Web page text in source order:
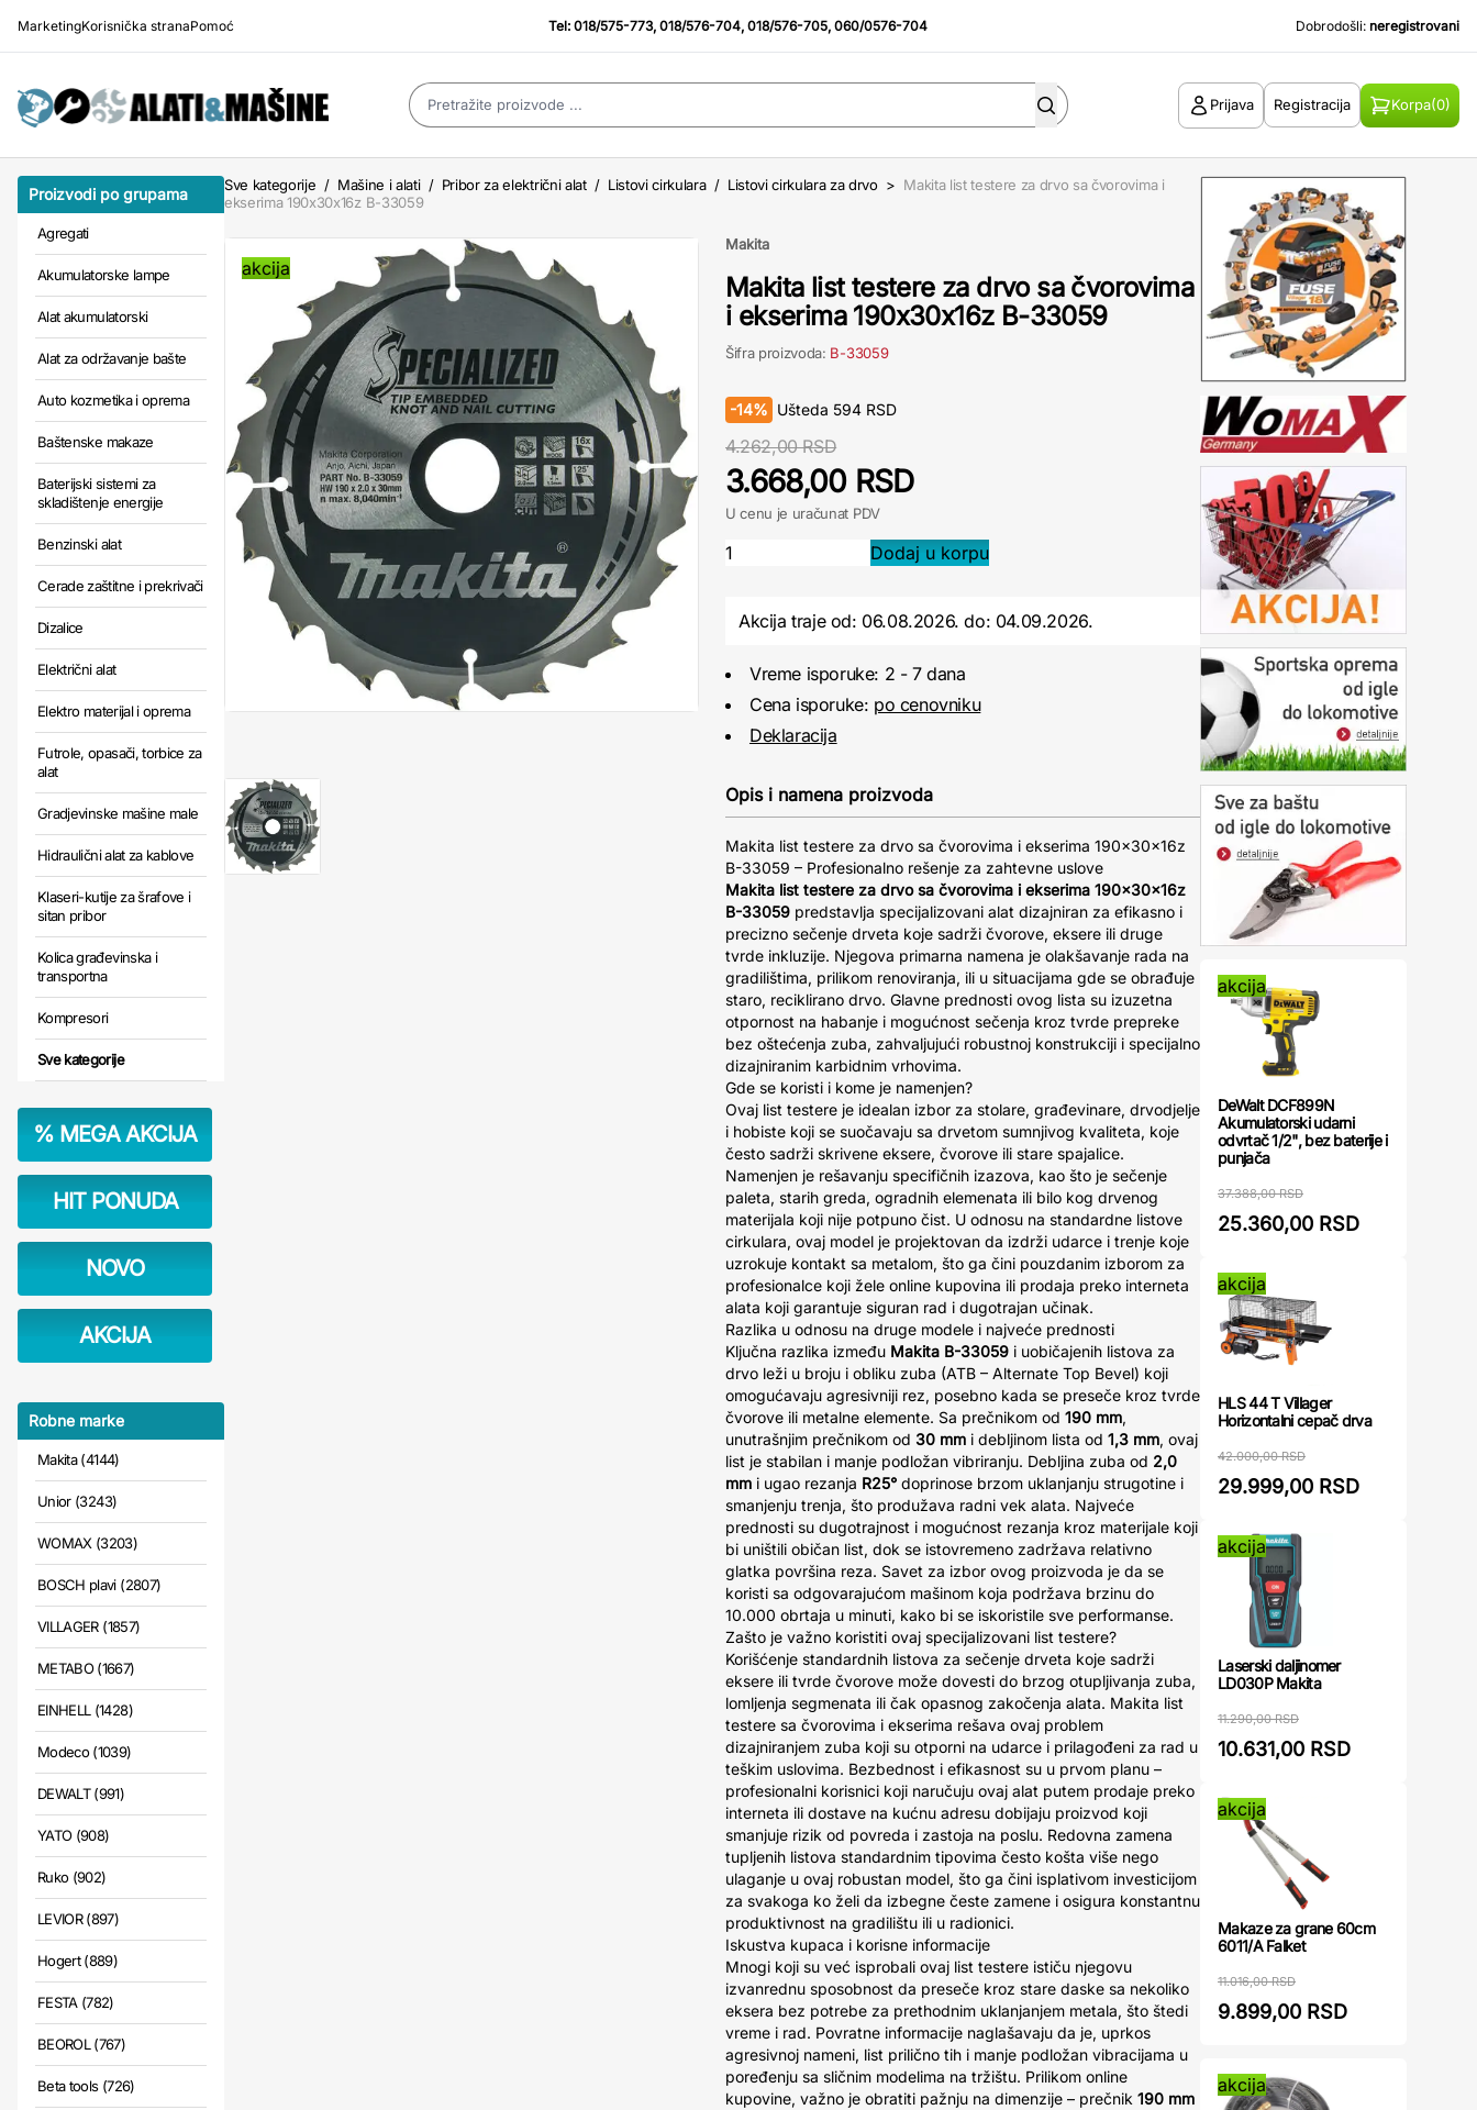
MarketingKorisnička stranaPomoć Tel:018/575-773,018/576-704,018/576-705,060/0576-704 Dobrodošli: neregistrovani
Prijava Registracija Korpa(0)
Proizvodi po grupama
Agregati
Akumulatorske lampe
Alat akumulatorski
Alat za održavanje bašte
Auto kozmetika i oprema
Baštenske makaze
Baterijski sistemi za
skladištenje energije
Benzinski alat
Cerade zaštitne i prekrivači
Dizalice
Električni alat
Elektro materijal i oprema
Futrole, opasači, torbice za
alat
Gradjevinske mašine male
Hidraulični alat za kablove
Klaseri-kutije za šrafove i
sitan pribor
Kolica građevinska i
transportna
Kompresori
Sve kategorije
% MEGA AKCIJA
HIT PONUDA
NOVO
AKCIJA
Robne marke
Makita (4144)
Unior (3243)
WOMAX (3203)
BOSCH plavi (2807)
VILLAGER (1857)
METABO (1667)
EINHELL (1428)
Modeco (1039)
DEWALT (991)
YATO (908)
Ruko (902)
LEVIOR (897)
Hogert (889)
FESTA (782)
BEOROL (767)
Beta tools (726)
Sve kategorije / Mašine i alati / Pribor za električni alat / Listovi cirkulara / Listovi cirkulara za drvo > Makita list testere za drvo sa čvorovima i
ekserima 190x30x16z B-33059
akcija
Makita
Makita list testere za drvo sa čvorovima
i ekserima 190x30x16z B-33059
Šifra proizvoda: B-33059
-14% Ušteda 594 RSD
4.262,00 RSD
3.668,00 RSD
U cenu je uračunat PDV
Akcija traje od: 06.08.2026.do: 04.09.2026.
Vreme isporuke: 2 - 7 dana
Cena isporuke: po cenovniku
Deklaracija
Opis i namena proizvoda
Makita list testere za drvo sa čvorovima i ekserima 190x30x16z
B-33059 – Profesionalno rešenje za zahtevne uslove
Makita list testere za drvo sa čvorovima i ekserima 190x30x16z
B-33059 predstavlja specijalizovani alat dizajniran za efikasno i
precizno sečenje drveta koje sadrži čvorove, eksere ili druge
tvrde inkluzije. Njegova primarna namena je olakšavanje rada na
gradilištima, prilikom renoviranja, ili u situacijama gde se obrađuje
staro, reciklirano drvo. Glavne prednosti ovog lista su izuzetna
otpornost na habanje i mogućnost sečenja kroz tvrde prepreke
bez oštećenja zuba, zahvaljujući robustnoj konstrukciji i specijalno
dizajniranim karbidnim vrhovima.
Gde se koristi i kome je namenjen?
Ovaj list testere je idealan izbor za stolare, građevinare, drvodjelje
i hobiste koji se suočavaju sa drvetom sumnjivog kvaliteta, koje
često sadrži skrivene eksere, čvorove ili stare spajalice.
Namenjen je rešavanju specifičnih izazova, kao što je sečenje
paleta, starih greda, ogradnih elemenata ili bilo kog drvenog
materijala koji nije potpuno čist. U odnosu na standardne listove
cirkulara, ovaj model je projektovan da izdrži udarce i trenje koje
uzrokuje kontakt sa metalom, što ga čini pouzdanim izborom za
profesionalce koji žele online kupovina ili prodaja preko interneta
alata koji garantuje siguran rad i dugotrajan učinak.
Razlika u odnosu na druge modele i najveće prednosti
Ključna razlika između Makita B-33059 i uobičajenih listova za
drvo leži u broju i obliku zuba (ATB – Alternate Top Bevel) koji
omogućavaju agresivniji rez, posebno kada se preseče kroz tvrde
čvorove ili metalne elemente. Sa prečnikom od 190 mm,
unutrašnjim prečnikom od 30 mm i debljinom lista od 1,3 mm, ovaj
list je stabilan i manje podložan vibriranju. Debljina zuba od 2,0
mm i ugao rezanja R25° doprinose brzom uklanjanju strugotine i
smanjenju trenja, što produžava radni vek alata. Najveće
prednosti su dugotrajnost i mogućnost rezanja kroz materijale koji
bi uništili običan list, dok se istovremeno zadržava relativno
glatka površina reza. Savet za izbor ovog proizvoda je da se
koristi sa odgovarajućom mašinom koja podržava brzinu do
10.000 obrtaja u minuti, kako bi se iskoristile sve performanse.
Zašto je važno koristiti ovaj specijalizovani list testere?
Korišćenje standardnih listova za sečenje drveta koje sadrži
eksere ili tvrde čvorove može dovesti do brzog otupljivanja zuba,
lomljenja segmenata ili čak opasnog zakočenja alata. Makita list
testere sa čvorovima i ekserima rešava ovaj problem
dizajniranjem zuba koji su otporni na udarce i prilagođeni za rad u
teškim uslovima. Bezbednost i efikasnost su u prvom planu –
profesionalni korisnici koji naručuju ovaj alat putem prodaje preko
interneta ili dostave na kućnu adresu dobijaju proizvod koji
smanjuje rizik od povreda i zastoja na poslu. Redovna zamena
tupljenih listova standardnim tipovima često košta više nego
ulaganje u ovaj robustan model, što ga čini isplativom investicijom
za svakoga ko želi da izbegne česte zamene i osigura konstantnu
produktivnost na gradilištu ili u radionici.
Iskustva kupaca i korisne informacije
Mnogi koji su već isprobali ovaj list testere ističu njegovu
izvanrednu sposobnost da preseče kroz stare daske sa nekoliko
eksera bez potrebe za prethodnim uklanjanjem metala, što štedi
vreme i rad. Povratne informacije naglašavaju da je, uprkos
agresivnoj nameni, list prilično tih i manje podložan vibracijama u
poređenju sa sličnim modelima na tržištu. Prilikom online
kupovine, važno je obratiti pažnju na dimenzije – prečnik 190 mm
akcija
DeWalt DCF899N
Akumulatorski udarni
odvrtač 1/2", bez baterije i
punjača
37.388,00 RSD
25.360,00 RSD
akcija
HLS 44 T Villager
Horizontalni cepač drva
42.000,00 RSD
29.999,00 RSD
akcija
Laserski daljinomer
LD030P Makita
11.290,00 RSD
10.631,00 RSD
akcija
Makaze za grane 60cm
6011/A Falket
11.016,00 RSD
9.899,00 RSD
akcija